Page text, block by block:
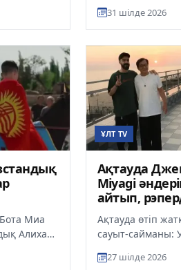
мыңдаған заңсыз
Жағдайдың
31 шілде 2026
Миа
Алихан
ҰЛТ TV
Ақтауда
Miyagi
айтып,
құшақтады
Ақтауда өтіп
сауыт-сайманы:
фильмінің
27 шілде 2026